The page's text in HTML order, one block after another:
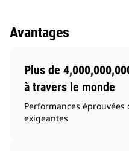
Avantages
Plus de
à travers le monde
Performances
exigeantes